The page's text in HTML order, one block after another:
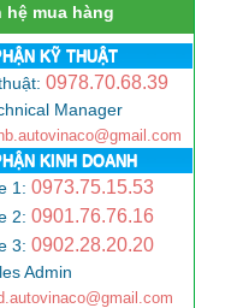
hệ mua hàng
KỸ THUẬT
0978.70.68.39
Manager
KINH DOANH
1:0973.75.15.53
2:0901.76.76.16
3:0902.28.20.20
Admin